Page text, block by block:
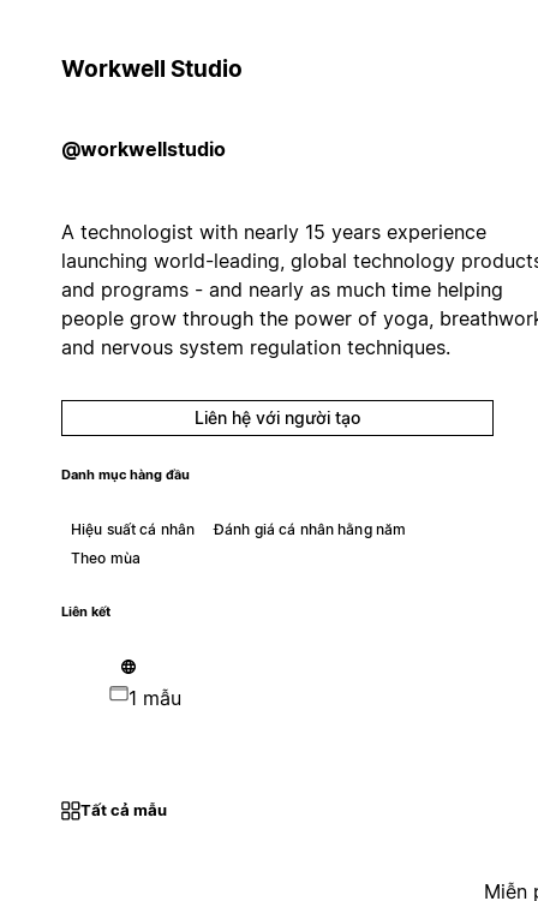
Workwell Studio
@workwellstudio
A technologist with nearly 15 years experience
launching world-leading, global technology
and programs - and nearly as much time helping
people grow through the power of yoga,
and nervous system regulation techniques.
Liên hệ với người tạo
Danh mục hàng đầu
Hiệu suất cá nhân
Đánh giá cá nhân hằng năm
Theo mùa
Liên kết
1 mẫu
Tất cả mẫu
Miễn